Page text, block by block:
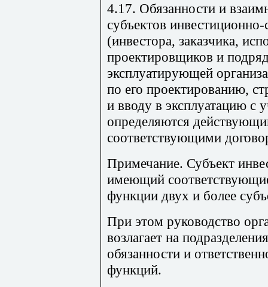
4.17. Обязанности и
субъектов
(инвестора, заказчика,
проектировщиков и
эксплуатирующей
по его проектированию,
и вводу в эксплуатацию с
определяются
соответствующими
Примечание. Субъект
имеющий
функции двух и более
При этом руководство
возлагает на
обязанности и
функций.